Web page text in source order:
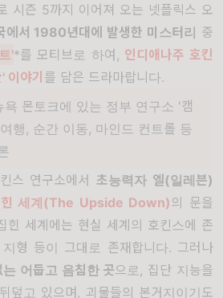
시즌 5까지 이어져 오는 넷플릭스 오
에서 1980년대에 발생한 미스터리 중
'*를 모티브로 하여, 인디애나주 호킨
이야기 를 담은 드라마랍니다.
몬토크에 있는 정부 연구소 '캠
행, 순간 이동, 마인드 컨트롤 등
스 연구소에서초능력자 엘(일레븐)
힌 세계(The Upside Down)의 문을
힌 세계에는 현실 세계의 호킨스에 존
형 등이 그대로 존재합니다. 그러나
어둡고 음침한 곳으로, 집단 지능을
덮고 있으며, 괴물들의 본거지이기도